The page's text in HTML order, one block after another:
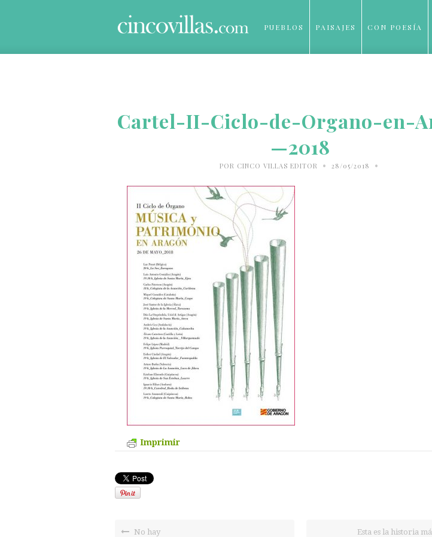
PUEBLOS PAISAJES CON POESÍA
Cartel-II-Ciclo-de-Organo-en-
—2018
POR CINCO VILLAS EDITOR • 28/05/2018 •
Imprimir
No hay Esta es la historia